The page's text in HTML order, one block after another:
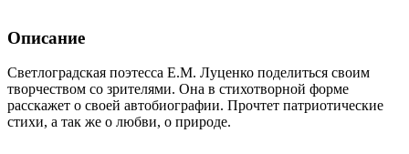
Описание
Светлоградская поэтесса Е.М. Луценко поделиться своим
творчеством со зрителями. Она в стихотворной форме
расскажет о своей автобиографии. Прочтет патриотические
стихи, а так же о любви, о природе.